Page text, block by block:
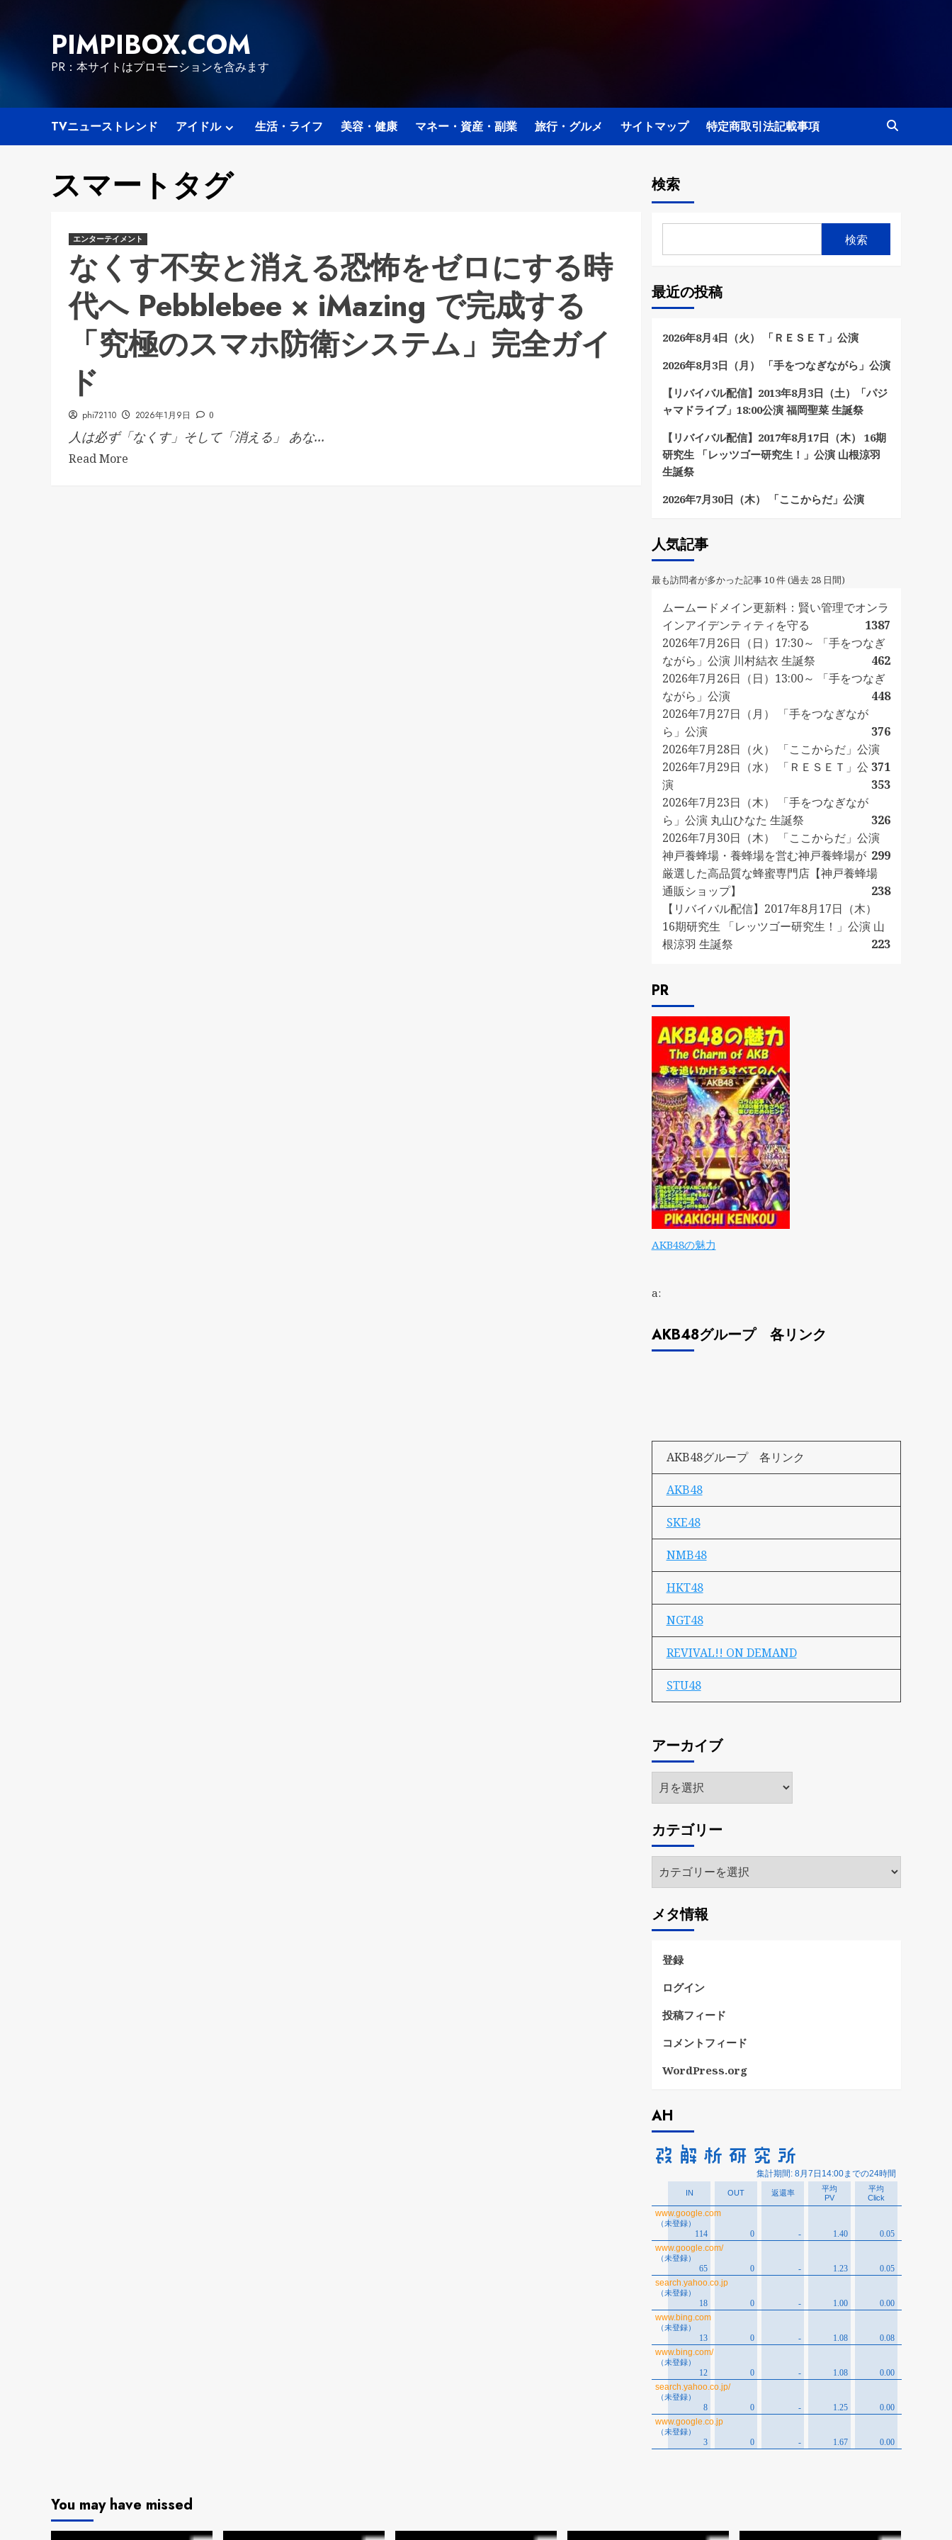
PIMPIBOX.COM
PR：本サイトはプロモーションを含みます
TVニューストレンド アイドル 生活・ライフ 美容・健康 マネー・資産・副業 旅行・グルメ サイトマップ 特定商取引法記載事項
スマートタグ
エンターテイメント
なくす不安と消える恐怖をゼロにする時
代へ Pebblebee × iMazing で完成する
「究極のスマホ防衛システム」完全ガイ
ド
phi72110 2026年1月9日 0
人は必ず「なくす」そして「消える」 あな...
Read More
検索
検索
最近の投稿
2026年8月4日（火） 「ＲＥＳＥＴ」公演
2026年8月3日（月） 「手をつなぎながら」公演
【リバイバル配信】2013年8月3日（土）「パジ
ャマドライブ」18:00公演 福岡聖菜 生誕祭
【リバイバル配信】2017年8月17日（木） 16期
研究生 「レッツゴー研究生！」公演 山根涼羽
生誕祭
2026年7月30日（木） 「ここからだ」公演
人気記事
最も訪問者が多かった記事 10 件 (過去 28 日間)
ムームードメイン更新料：賢い管理でオンラ
インアイデンティティを守る
1387
2026年7月26日（日）17:30～ 「手をつなぎ
ながら」公演 川村結衣 生誕祭
462
2026年7月26日（日）13:00～ 「手をつなぎ
ながら」公演
448
2026年7月27日（月） 「手をつなぎなが
ら」公演
376
2026年7月28日（火） 「ここからだ」公演
371
2026年7月29日（水） 「ＲＥＳＥＴ」公
演
353
2026年7月23日（木） 「手をつなぎなが
ら」公演 丸山ひなた 生誕祭
326
2026年7月30日（木） 「ここからだ」公演
299
神戸養蜂場・養蜂場を営む神戸養蜂場が
厳選した高品質な蜂蜜専門店【神戸養蜂場
通販ショップ】
238
【リバイバル配信】2017年8月17日（木）
16期研究生 「レッツゴー研究生！」公演 山
根涼羽 生誕祭
223
PR
AKB48の魅力
a:
AKB48グループ 各リンク
AKB48グループ 各リンク
AKB48
SKE48
NMB48
HKT48
NGT48
REVIVAL!! ON DEMAND
STU48
アーカイブ
ア
ー
イ
ブ
カテゴリー
テ
リ
ー
メタ情報
登録
ログイン
投稿フィード
コメントフィード
WordPress.org
AH
You may have missed